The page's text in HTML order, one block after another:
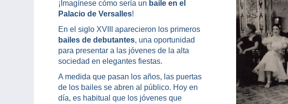
¡Imagínese cómo sería un baile en el
Palacio de Versalles!
En el siglo XVIII aparecieron los primeros
bailes de debutantes, una oportunidad
para presentar a las jóvenes de la alta
sociedad en elegantes fiestas.
A medida que pasan los años, las puertas
de los bailes se abren al público. Hoy en
día, es habitual que los jóvenes que